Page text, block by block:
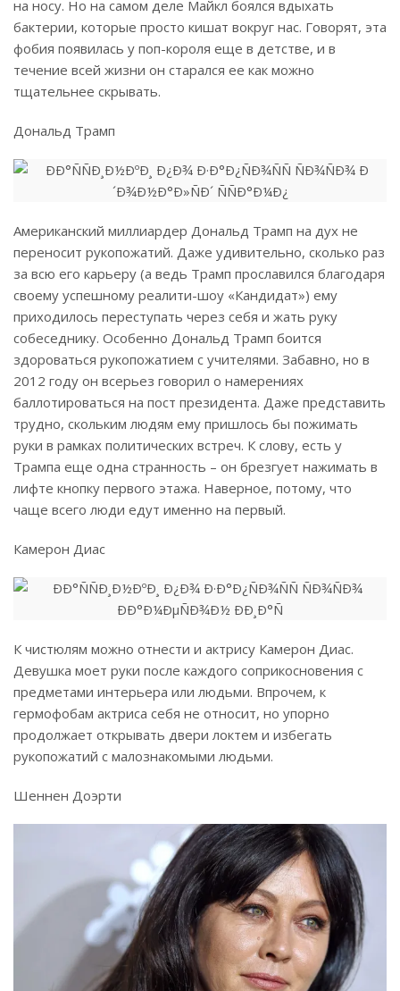
на носу. Но на самом деле Майкл боялся вдыхать
бактерии, которые просто кишат вокруг нас. Говорят, эта
фобия появилась у поп-короля еще в детстве, и в
течение всей жизни он старался ее как можно
тщательнее скрывать.
Дональд Трамп
Американский миллиардер Дональд Трамп на дух не
переносит рукопожатий. Даже удивительно, сколько раз
за всю его карьеру (а ведь Трамп прославился благодаря
своему успешному реалити-шоу «Кандидат») ему
приходилось переступать через себя и жать руку
собеседнику. Особенно Дональд Трамп боится
здороваться рукопожатием с учителями. Забавно, но в
2012 году он всерьез говорил о намерениях
баллотироваться на пост президента. Даже представить
трудно, скольким людям ему пришлось бы пожимать
руки в рамках политических встреч. К слову, есть у
Трампа еще одна странность – он брезгует нажимать в
лифте кнопку первого этажа. Наверное, потому, что
чаще всего люди едут именно на первый.
Камерон Диас
К чистюлям можно отнести и актрису Камерон Диас.
Девушка моет руки после каждого соприкосновения с
предметами интерьера или людьми. Впрочем, к
гермофобам актриса себя не относит, но упорно
продолжает открывать двери локтем и избегать
рукопожатий с малознакомыми людьми.
Шеннен Доэрти